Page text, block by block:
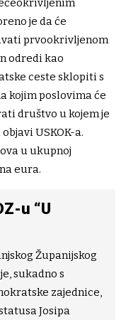
je da će
prvookrivljenom
odredi kao
ceste sklopiti s
kojim poslovima će
društvo u kojem je
USKOK-a.
u ukupnoj
eura.
u “U
Županijskog
sukadno s
zajednice,
Josipa